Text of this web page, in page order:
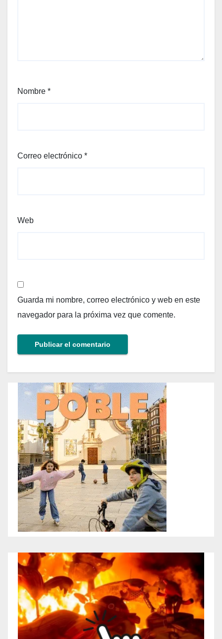
Nombre *
Correo electrónico *
Web
Guarda mi nombre, correo electrónico y web en este
navegador para la próxima vez que comente.